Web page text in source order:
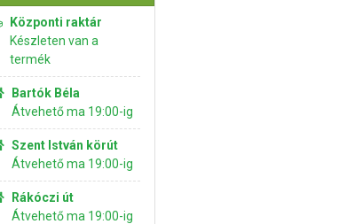
Központi raktár
Készleten van a
termék
Bartók Béla
Átvehető ma 19:00-ig
Szent István körút
Átvehető ma 19:00-ig
Rákóczi út
Átvehető ma 19:00-ig